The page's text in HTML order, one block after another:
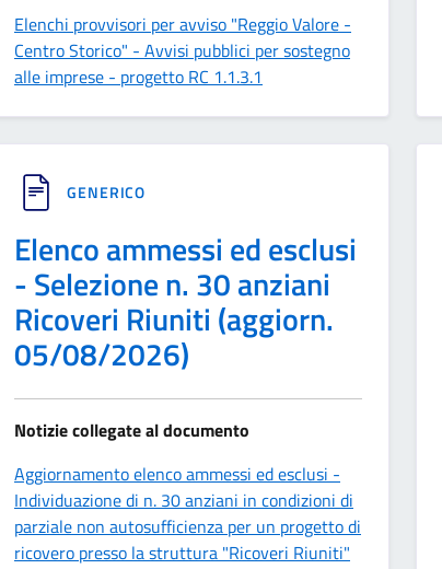
Elenchi provvisori per avviso "Reggio Valore -
Centro Storico" - Avvisi pubblici per sostegno
alle imprese - progetto RC 1.1.3.1
GENERICO
Elenco ammessi ed esclusi
- Selezione n. 30 anziani
Ricoveri Riuniti (aggiorn.
05/08/2026)
Notizie collegate al documento
Aggiornamento elenco ammessi ed esclusi -
Individuazione di n. 30 anziani in condizioni di
parziale non autosufficienza per un progetto di
ricovero presso la struttura "Ricoveri Riuniti"